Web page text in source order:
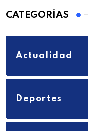
CATEGORÍAS
Actualidad
Deportes